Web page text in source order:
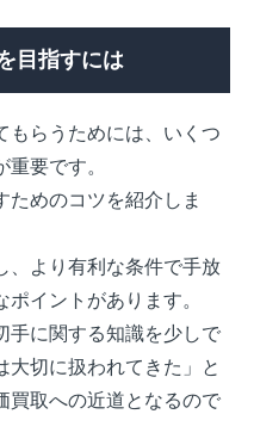
目指すには
もらうためには、いくつ
要です。
ためのコツを紹介しま
、より有利な条件で手放
イントがあります。
手に関する知識を少しで
大切に扱われてきた」と
買取への近道となるので